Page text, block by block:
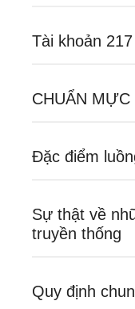
Tài khoản
CHUẨN
Đặc điểm
Sự thật về
truyền thống
Quy định